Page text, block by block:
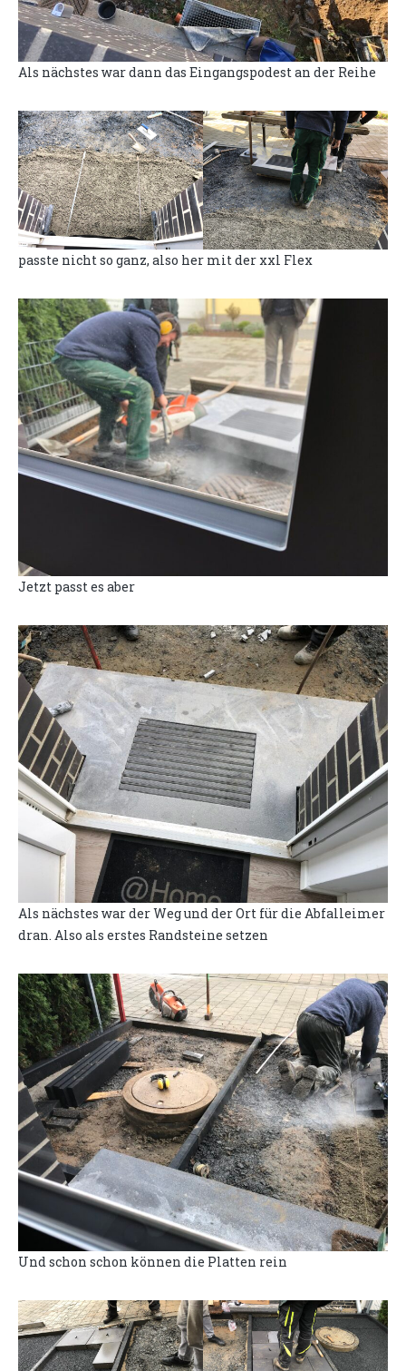
Als nächstes war dann das Eingangspodest an der Reihe
passte nicht so ganz, also her mit der xxl Flex
Jetzt passt es aber
Als nächstes war der Weg und der Ort für die Abfalleimer
dran. Also als erstes Randsteine setzen
Und schon schon können die Platten rein